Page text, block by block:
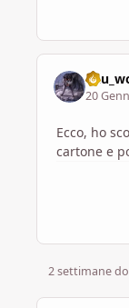
20
Ecco, ho
cartone e
2 settimane